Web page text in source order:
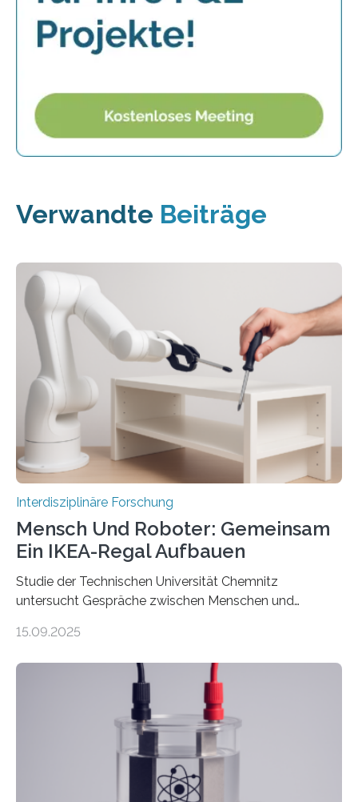
Verwandte Beiträge
Interdisziplinäre Forschung
Mensch Und Roboter: Gemeinsam
Ein IKEA-Regal Aufbauen
Studie der Technischen Universität Chemnitz
untersucht Gespräche zwischen Menschen und
Podcast. Bereits jetzt arbeiten Menschen eng mit
Industrie. In Zukunft wird das voraussichtlich noch
Roboter-Teams eigentlich währenddessen? Und vor
allem wie? „Uns interessiert, ob Menschen im Team mit
dem Roboter anders sprechen als im Team mit
anderen Menschen“, so die Sprachwissenschaftlerin
Prof. Dr. Christina Sanchez-Stockhammer von der
15.09.2025